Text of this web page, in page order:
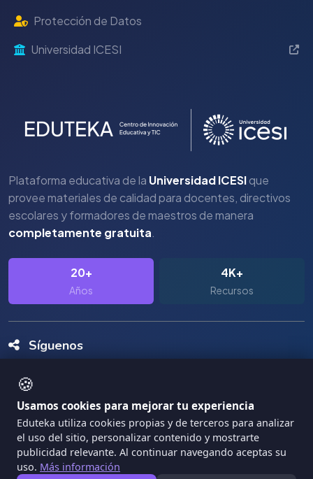
🍪
Usamos cookies para mejorar tu experiencia
Eduteka utiliza cookies propias y de terceros para analizar
el uso del sitio, personalizar contenido y mostrarte
publicidad relevante. Al continuar navegando aceptas su
uso. Más información
Protección de Datos
Universidad ICESI
Plataforma educativa de la Universidad ICESIque
provee materiales de calidad para docentes, directivos
escolares y formadores de maestros de manera
completamente gratuita.
20+
Años
4K+
Recursos
Síguenos
Copyright Eduteka 2001-2026 - Universidad ICESI
Términos de Servicio